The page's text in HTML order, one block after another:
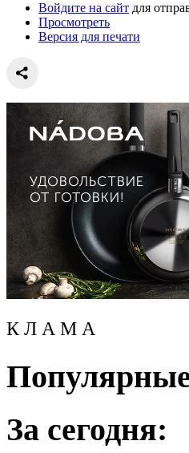
Войдите на сайт для
Просмотреть
Версия для печати
К Л А М А
За сегодня: